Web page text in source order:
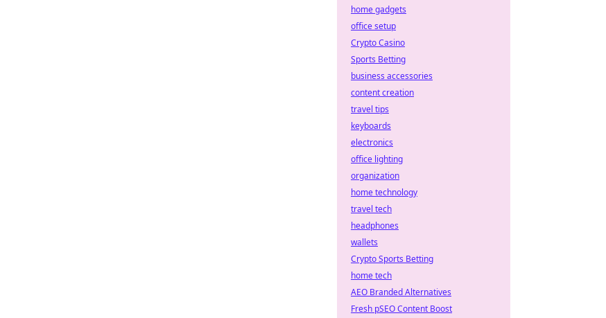
home gadgets
office setup
Crypto Casino
Sports Betting
business accessories
content creation
travel tips
keyboards
electronics
office lighting
organization
home technology
travel tech
headphones
wallets
Crypto Sports Betting
home tech
AEO Branded Alternatives
Fresh pSEO Content Boost